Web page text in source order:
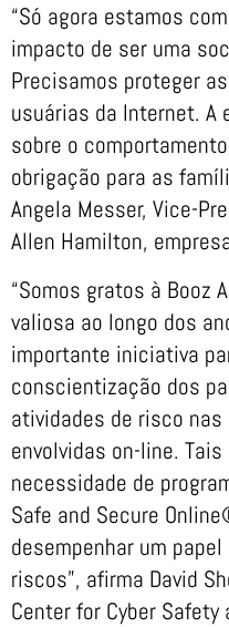
“Só agora estamos
impacto de ser uma
Precisamos proteger
usuárias da Internet. A
sobre o
obrigação para as
Angela Messer, Vice-
Allen Hamilton,
“Somos gratos à Booz
valiosa ao longo dos
importante iniciativa
conscientização dos
atividades de risco
envolvidas on-line.
necessidade de
Safe and Secure
desempenhar um
riscos”, afirma David
Center for Cyber Safety